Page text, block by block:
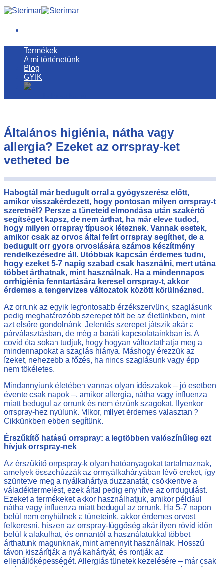
Skip
to
Termékek
A mi történetünk
Blog
GYIK
Általános higiénia, nátha vagy
allergia? Ezeket az orrspray-ket
vetheted be
Habogtál már bedugult orral a gyógyszerész előtt,
amikor visszakérdezett, hogy pontosan milyen orrspray-t
szeretnél? Persze a tüneteid elmondása után szakértő
segítséget kapsz, de nem árthat, ha már eleve tudod,
hogy milyen orrspray típusok léteznek. Vannak esetek,
amikor csak az orvos által felírt orrspray segíthet, de a
bedugult orr gyors orvoslására számos készítmény
rendelkezésedre áll. Utóbbiak kapcsán érdemes tudni,
hogy ezeket 5-7 napig szabad csak használni, mert utána
többet árthatnak, mint használnak. Ha a mindennapos
orrhigiénia fenntartására keresel orrspray-t, akkor
érdemes a tengervizes változatok között körülnézned.
Az orrunk az egyik legfontosabb érzékszervünk, szaglásunk
pedig meghatározóbb szerepet tölt be az életünkben, mint
azt elsőre gondolnánk. Jelentős szerepet játszik akár a
párválasztásban, de még a baráti kapcsolatainkban is. A
covid óta sokan tudjuk, hogy hogyan változtathatja meg a
mindennapokat a szaglás hiánya. Máshogy érezzük az
ízeket, nehezebb a főzés, ha nincs szaglásunk vagy épp
nem tökéletes.
Mindannyiunk életében vannak olyan időszakok – jó esetben
évente csak napok –, amikor allergia, nátha vagy influenza
miatt bedugul az orrunk és nem érzünk szagokat. Ilyenkor
orrspray-hez nyúlunk. Mikor, milyet érdemes választani?
Cikkünkben ebben segítünk.
Érszűkítő hatású orrspray: a legtöbben valószínűleg ezt
hívjuk orrspray-nek
Az érszűkítő orrpspray-k olyan hatóanyagokat tartalmaznak,
amelyek összehúzzák az orrnyálkahártyában lévő ereket, így
szüntetve meg a nyálkahártya duzzanatát, csökkentve a
váladéktermelést, ezek által pedig enyhítve az orrdugulást.
Ezeket a termékeket akkor használhatjuk, amikor például
nátha vagy influenza miatt bedugul az orrunk. Ha 5-7 napon
belül nem enyhülnek a tüneteink, akkor érdemes orvost
felkeresni, hiszen az orrspray-függőség akár ilyen rövid időn
belül kialakulhat, és onnantól a használatukkal többet
árthatunk magunknak, mint amennyit használnak. Hosszú
távon kiszárítják a nyálkahártyát, és rontják az
ellenállóképességét. Allergiás tünetek kezelésére – már csak